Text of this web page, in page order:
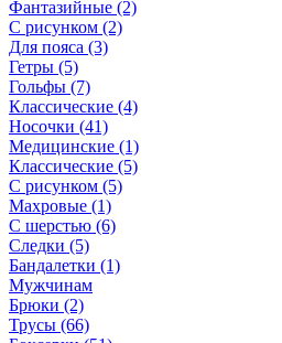
Фантазийные (2)
С рисунком (2)
Для пояса (3)
Гетры (5)
Гольфы (7)
Классические (4)
Носочки (41)
Медицинские (1)
Классические (5)
С рисунком (5)
Махровые (1)
С шерстью (6)
Следки (5)
Бандалетки (1)
Мужчинам
Брюки (2)
Трусы (66)